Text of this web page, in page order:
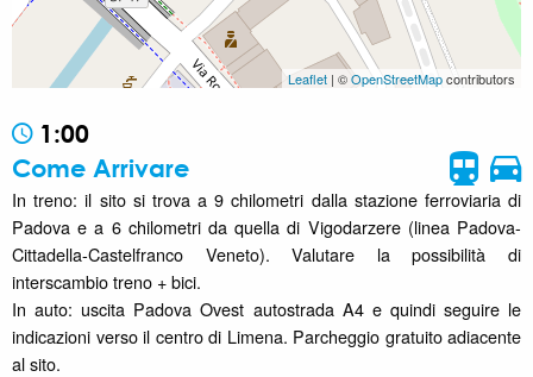
Leaflet | ©OpenStreetMapcontributors
1:00
Come Arrivare
In treno: il sito si trova a 9 chilometri dalla stazione ferroviaria di
Padova e a 6 chilometri da quella di Vigodarzere (linea Padova-
Cittadella-Castelfranco Veneto). Valutare la possibilità di
interscambio treno + bici.
In auto: uscita Padova Ovest autostrada A4 e quindi seguire le
indicazioni verso il centro di Limena. Parcheggio gratuito adiacente
al sito.